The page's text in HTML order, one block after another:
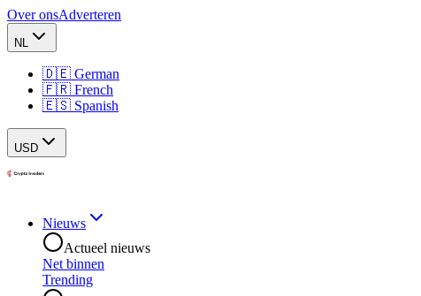
Over onsAdverteren
NL
🇩🇪 German
🇫🇷 French
🇪🇸 Spanish
USD
Nieuws
Actueel nieuws
Net binnen
Trending